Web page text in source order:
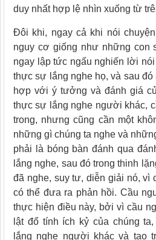
duy nhất hợp lệ nhìn xuống từ
Đôi khi, ngay cả khi nói
nguy cơ giống như những con
ngay lập tức ngấu nghiến lời
thực sự lắng nghe họ, và sau đó
hợp với ý tưởng và đánh giá
thực sự lắng nghe người khác,
trong, nhưng cũng cần một
những gì chúng ta nghe và
phải là bóng bàn đánh qua
lắng nghe, sau đó trong thinh
đã nghe, suy tư, diễn giải nó, vì
có thể đưa ra phản hồi. Cầu
thực hiện điều này, bởi vì cầu
lật đổ tính ích kỷ của chúng
lắng nghe người khác và tạo